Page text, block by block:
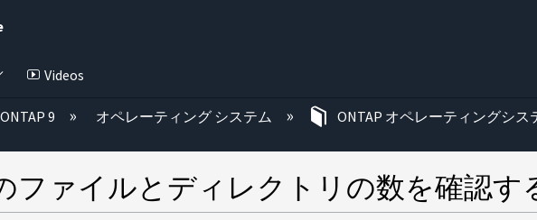
Videos
りたたむ
ONTAP 9 オペレーティング システム ONTAP オペレーティングシス
ファイルとディレクトリの数を確認す